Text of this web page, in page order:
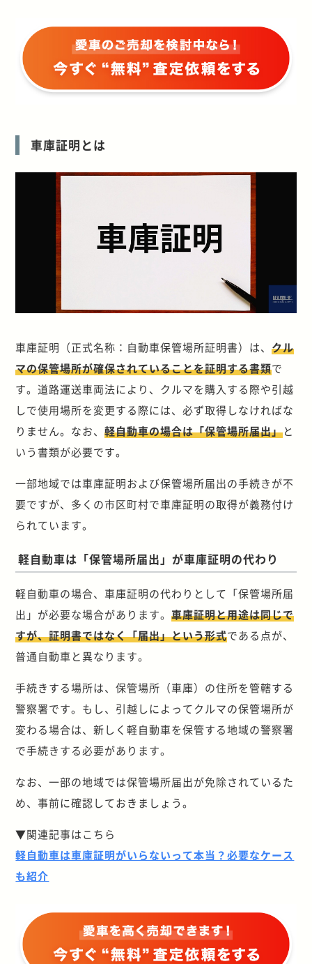
車庫証明とは
車庫証明（正式名称：自動車保管場所証明書）は、クル
マの保管場所が確保されていることを証明する書類で
す。道路運送車両法により、クルマを購入する際や引越
しで使用場所を変更する際には、必ず取得しなければな
りません。なお、軽自動車の場合は「保管場所届出」と
いう書類が必要です。
一部地域では車庫証明および保管場所届出の手続きが不
要ですが、多くの市区町村で車庫証明の取得が義務付け
られています。
軽自動車は「保管場所届出」が車庫証明の代わり
軽自動車の場合、車庫証明の代わりとして「保管場所届
出」が必要な場合があります。車庫証明と用途は同じで
すが、証明書ではなく「届出」という形式である点が、
普通自動車と異なります。
手続きする場所は、保管場所（車庫）の住所を管轄する
警察署です。もし、引越しによってクルマの保管場所が
変わる場合は、新しく軽自動車を保管する地域の警察署
で手続きする必要があります。
なお、一部の地域では保管場所届出が免除されているた
め、事前に確認しておきましょう。
▼関連記事はこちら
軽自動車は車庫証明がいらないって本当？必要なケース
も紹介